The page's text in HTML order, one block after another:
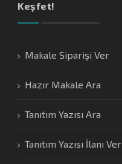
Keşfet!
Makale Siparişi Ver
Hazır Makale Ara
Tanıtım Yazısı Ara
Tanıtım Yazısı İlanı Ver